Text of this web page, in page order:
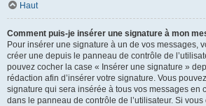
Haut
Comment puis-je insérer une signature à mon
Pour insérer une signature à un de vos messages,
créer une depuis le panneau de contrôle de
pouvez cocher la case « Insérer une signature »
rédaction afin d’insérer votre signature. Vous
signature qui sera insérée à tous vos messages en
dans le panneau de contrôle de l’utilisateur. Si